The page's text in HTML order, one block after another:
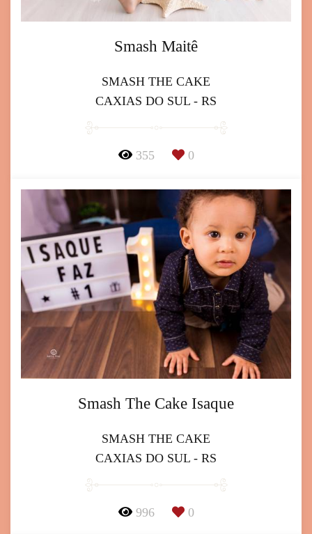
Smash Maitê
SMASH THE CAKE
CAXIAS DO SUL - RS
355 0
Smash The Cake Isaque
SMASH THE CAKE
CAXIAS DO SUL - RS
996 0